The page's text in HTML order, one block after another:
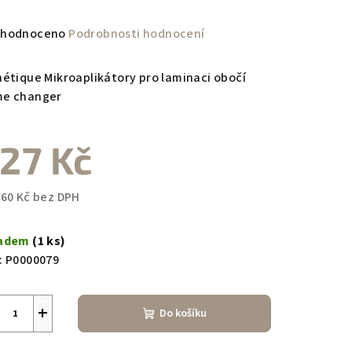
Podrobnosti hodnocení
Mikroaplikátory pro laminaci obočí
changer
Kč
Kč bez DPH
(1 ks)
P0000079
+ Do košíku